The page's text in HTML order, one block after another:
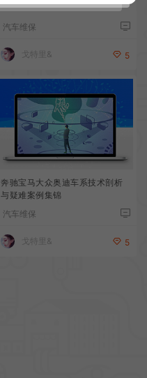
汽车维保
戈特里& 5
奔驰宝马大众奥迪车系技术剖析
与疑难案例集锦
汽车维保
戈特里& 5